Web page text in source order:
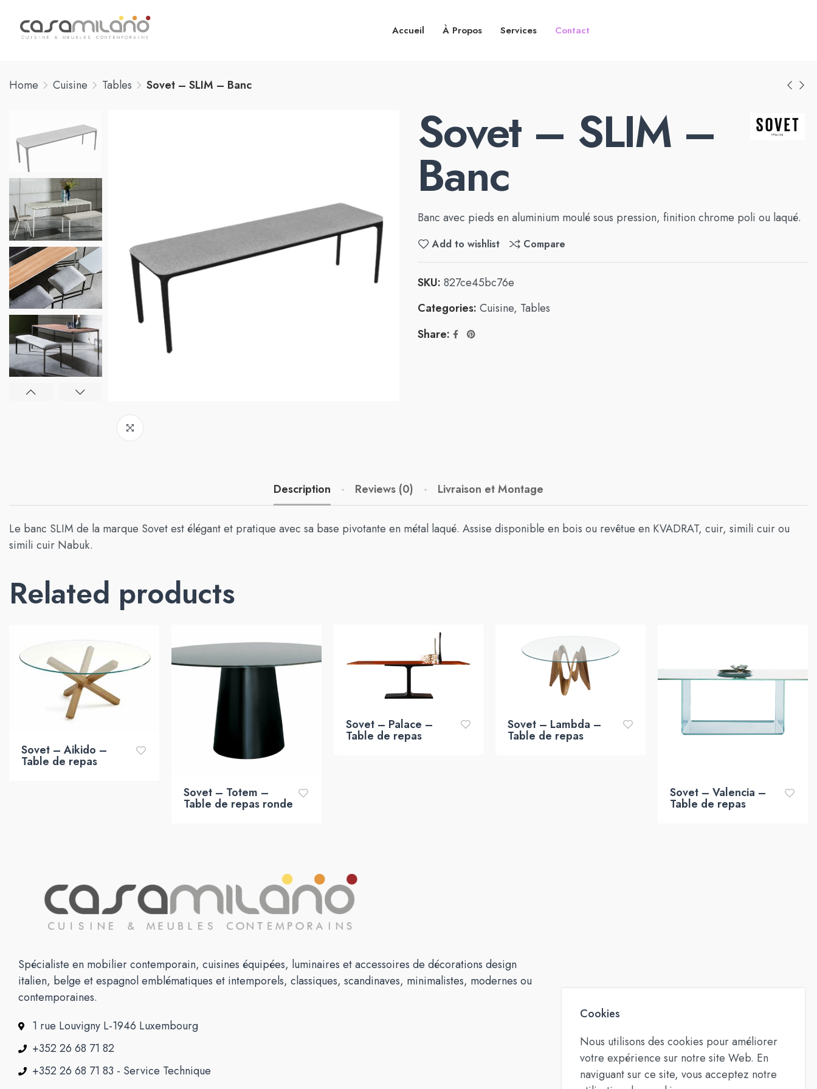
Accueil À Propos Services Contact
Home Cuisine Tables Sovet – SLIM – Banc
Sovet – SLIM –
Banc
Banc avec pieds en aluminium moulé sous pression, finition chrome poli ou laqué.
Add to wishlist Compare
SKU: 827ce45bc76e
Categories: Cuisine, Tables
Share:
Description Reviews (0) Livraison et Montage
Le banc SLIM de la marque Sovet est élégant et pratique avec sa base pivotante en métal laqué. Assise disponible en bois ou revêtue en KVADRAT, cuir, simili cuir ou
simili cuir Nabuk.
Related products
Sovet – Aikido –
Table de repas
Sovet – Totem –
Table de repas ronde
Sovet – Palace –
Table de repas
Sovet – Lambda –
Table de repas
Sovet – Valencia –
Table de repas
Spécialiste en mobilier contemporain, cuisines équipées, luminaires et accessoires de décorations design
italien, belge et espagnol emblématiques et intemporels, classiques, scandinaves, minimalistes, modernes ou
contemporaines.
1 rue Louvigny L-1946 Luxembourg
+352 26 68 71 82
+352 26 68 71 83 - Service Technique
Cookies
Nous utilisons des cookies pour améliorer
votre expérience sur notre site Web. En
naviguant sur ce site, vous acceptez notre